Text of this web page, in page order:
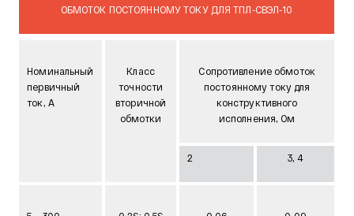
ОБМОТОК ПОСТОЯННОМУ ТОКУ ДЛЯ ТПЛ-СВЭЛ-10
Номинальный
первичный
ток, А
Класс
точности
вторичной
обмотки
Сопротивление обмоток
постоянному току для
конструктивного
исполнения, Ом
2 3, 4